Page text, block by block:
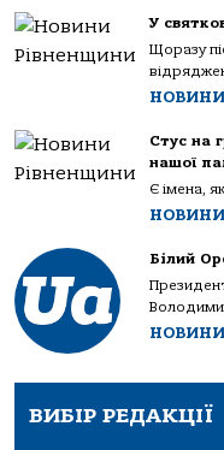
У
Щоразу
Стус на
нашої
Є імена,
Білий
ВИБІР РЕДАКЦІЇ